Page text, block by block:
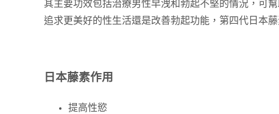
其主要功效包括治療男性早洩和勃起不堅的情況，可
追求更美好的性生活還是改善勃起功能，第四代日本
日本藤素作用
提高性慾